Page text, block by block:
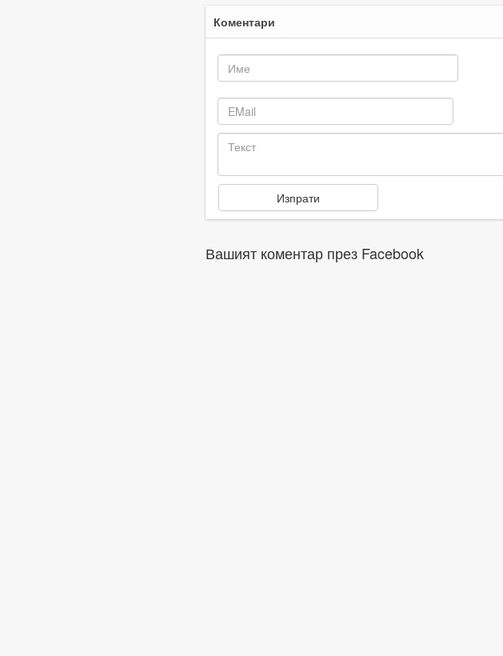
Коментари
Вашият коментар през Facebook